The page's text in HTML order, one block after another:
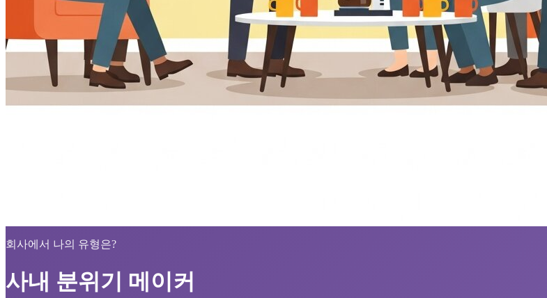
회사에서 나의 유형은?
사내 분위기 메이커